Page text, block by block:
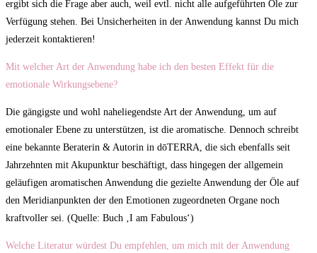
ergibt sich die Frage aber auch, weil evtl. nicht alle aufgeführten Öle zur
Verfügung stehen. Bei Unsicherheiten in der Anwendung kannst Du mich
jederzeit kontaktieren!
Mit welcher Art der Anwendung habe ich den besten Effekt für die
emotionale Wirkungsebene?
Die gängigste und wohl naheliegendste Art der Anwendung, um auf
emotionaler Ebene zu unterstützen, ist die aromatische. Dennoch schreibt
eine bekannte Beraterin & Autorin in dōTERRA, die sich ebenfalls seit
Jahrzehnten mit Akupunktur beschäftigt, dass hingegen der allgemein
geläufigen aromatischen Anwendung die gezielte Anwendung der Öle auf
den Meridianpunkten der den Emotionen zugeordneten Organe noch
kraftvoller sei. (Quelle: Buch ‚I am Fabulous‘)
Welche Literatur würdest Du empfehlen, um mich mit der Anwendung